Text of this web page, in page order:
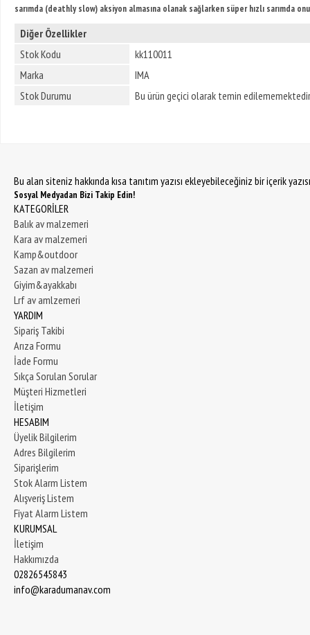
sarımda (deathly slow) aksiyon almasına olanak sağlarken süper hızlı sarımda
Diğer Özellikler
Stok Kodu
kk110011
Marka
IMA
Stok Durumu
Bu ürün geçici olarak temin
Bu alan siteniz hakkında kısa tanıtım yazısı ekleyebileceğiniz bir içerik
Sosyal Medyadan Bizi Takip Edin!
KATEGORİLER
Balık av malzemeri
Kara av malzemeri
Kamp&outdoor
Sazan av malzemeri
Giyim&ayakkabı
Lrf av amlzemeri
YARDIM
Sipariş Takibi
Arıza Formu
İade Formu
Sıkça Sorulan Sorular
Müşteri Hizmetleri
İletişim
HESABIM
Üyelik Bilgilerim
Adres Bilgilerim
Siparişlerim
Stok Alarm Listem
Alışveriş Listem
Fiyat Alarm Listem
KURUMSAL
İletişim
Hakkımızda
02826545843
info@karadumanav.com